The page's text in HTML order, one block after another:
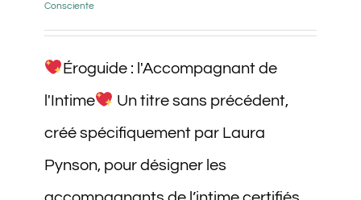
Consciente
Éroguide : l'Accompagnant de
l'Intime
Un titre sans précédent,
créé spécifiquement par Laura
Pynson, pour désigner les